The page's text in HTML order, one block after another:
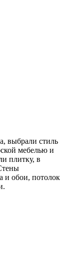
выбрали стиль
мебелью и
плитку, в
и обои, потолок